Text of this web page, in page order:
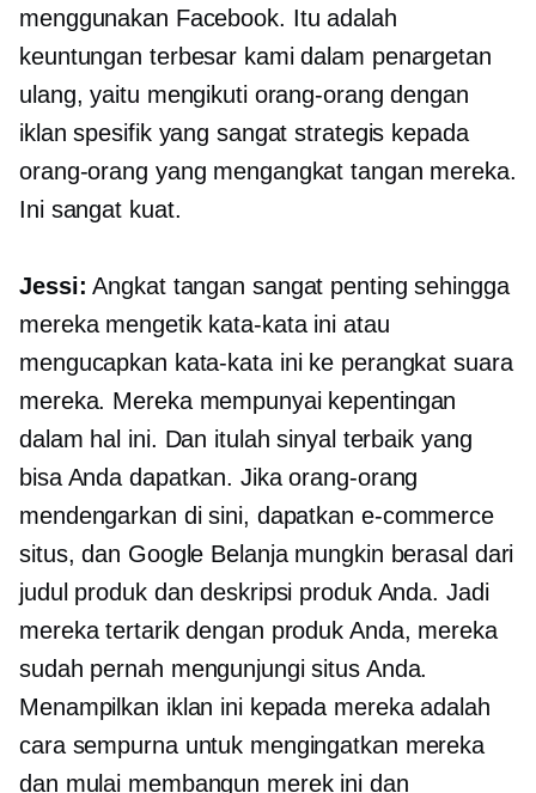
menggunakan Facebook. Itu adalah
keuntungan terbesar kami dalam penargetan
ulang, yaitu mengikuti orang-orang dengan
iklan spesifik yang sangat strategis kepada
orang-orang yang mengangkat tangan mereka.
Ini sangat kuat.
Jessi: Angkat tangan sangat penting sehingga
mereka mengetik kata-kata ini atau
mengucapkan kata-kata ini ke perangkat suara
mereka. Mereka mempunyai kepentingan
dalam hal ini. Dan itulah sinyal terbaik yang
bisa Anda dapatkan. Jika orang-orang
mendengarkan di sini, dapatkan e-commerce
situs, dan Google Belanja mungkin berasal dari
judul produk dan deskripsi produk Anda. Jadi
mereka tertarik dengan produk Anda, mereka
sudah pernah mengunjungi situs Anda.
Menampilkan iklan ini kepada mereka adalah
cara sempurna untuk mengingatkan mereka
dan mulai membangun merek ini dan